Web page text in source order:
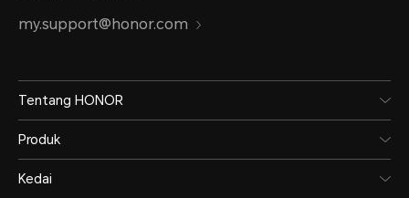
my.support@honor.com
Tentang HONOR
Produk
Kedai